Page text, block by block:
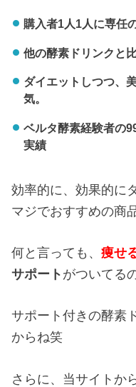
購入者1人1人に専任
他の酵素ドリンクと
ダイエットしつつ、
気。
ベルタ酵素経験者の
実績
効率的に、効果的に
マジでおすすめの商
何と言っても、痩せ
サポート がついてる
サポート付きの酵素
からね笑
さらに、当サイトか